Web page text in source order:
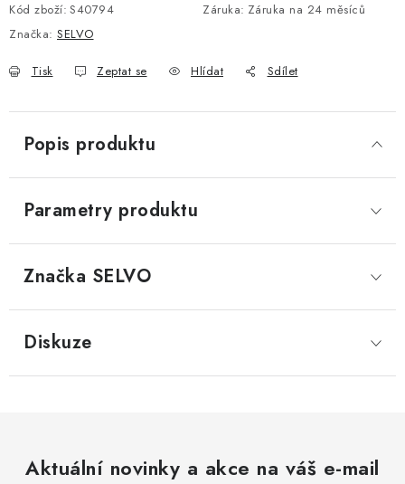
Kód zboží: S40794 Záruka: Záruka na 24 měsíců
Značka: SELVO
Tisk Zeptat se Hlídat Sdílet
Popis produktu
Parametry produktu
Značka SELVO
Diskuze
Aktuální novinky a akce na váš e-mail